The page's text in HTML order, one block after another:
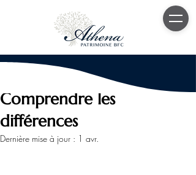
SCPI, SCI et OPCI :
Comprendre les
différences
9 mars
Dernière mise à jour : 1 avr.